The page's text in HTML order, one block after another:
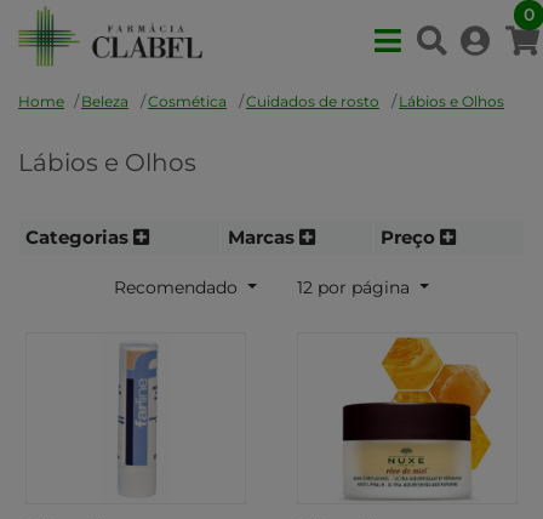
0
Home Beleza Cosmética Cuidados de rosto Lábios e Olhos
Lábios e Olhos
Categorias Marcas Preço
Recomendado 12 por página